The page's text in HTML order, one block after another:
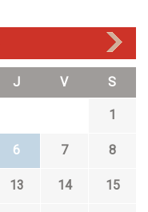
J V S
1
6 7 8
13 14 15